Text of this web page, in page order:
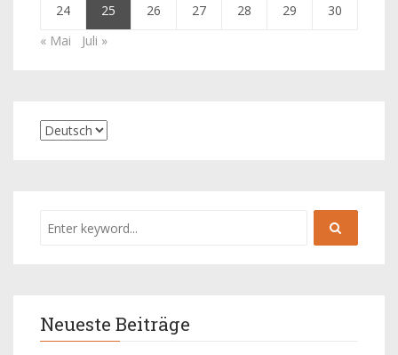
24 25 26 27 28 29
30
« Mai
Juli »
Neueste Beiträge